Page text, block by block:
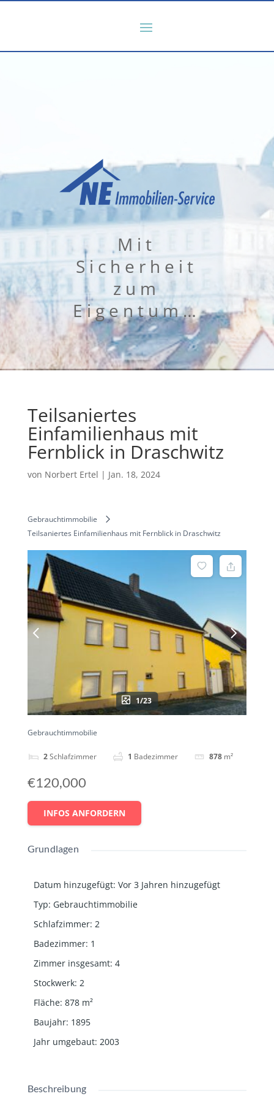
Mit
Sicherheit
zum
Eigentum…
Teilsaniertes
Einfamilienhaus mit
Fernblick in Draschwitz
von Norbert Ertel | Jan. 18, 2024
Gebrauchtimmobilie
Teilsaniertes Einfamilienhaus mit Fernblick in Draschwitz
1/23
Gebrauchtimmobilie
2Schlafzimmer 1 Badezimmer 878 m²
€120,000
INFOS ANFORDERN
Grundlagen
Datum hinzugefügt: Vor 3 Jahren hinzugefügt
Typ: Gebrauchtimmobilie
Schlafzimmer: 2
Badezimmer: 1
Zimmer insgesamt: 4
Stockwerk: 2
Fläche: 878 m²
Baujahr: 1895
Jahr umgebaut: 2003
Beschreibung